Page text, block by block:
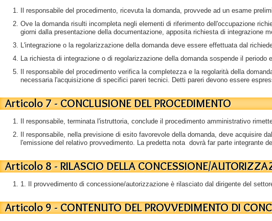
Il responsabile del procedimento, ricevuta la domanda, provvede ad un esame
Ove la domanda risulti incompleta negli elementi di riferimento dell'occupazione
giorni dalla presentazione della documentazione, apposita richiesta di integrazione
L'integrazione o la regolarizzazione della domanda deve essere effettuata dal
La richiesta di integrazione o di regolarizzazione della domanda sospende il
Il responsabile del procedimento verifica la completezza e la regolarità della
necessaria l'acquisizione di specifici pareri tecnici. Detti pareri devono essere
Articolo 7 - CONCLUSIONE DEL PROCEDIMENTO
Il responsabile, terminata l'istruttoria, conclude il procedimento amministrativo
Il responsabile, nella previsione di esito favorevole della domanda, deve acquisire
l'emissione del relativo provvedimento. La predetta nota dovrà far parte integrante
Articolo 8 - RILASCIO DELLA CONCESSIONE/
1. Il provvedimento di concessione/autorizzazione è rilasciato dal dirigente del
Articolo 9 - CONTENUTO DEL PROVVEDIMENTO DI